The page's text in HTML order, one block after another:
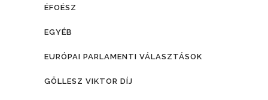
ÉFOÉSZ
EGYÉB
EURÓPAI PARLAMENTI VÁLASZTÁSOK
GÖLLESZ VIKTOR DÍJ